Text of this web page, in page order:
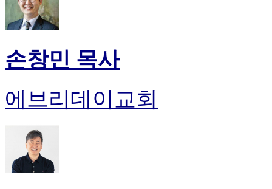
손창민 목사
에브리데이교회